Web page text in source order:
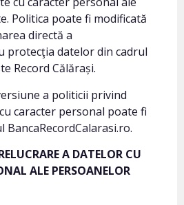
Politica poate fi modificată
directă a
protecţia datelor din cadrul
Record Călărași.
a politicii privind
caracter personal poate fi
BancaRecordCalarasi.ro.
A DATELOR CU
ALE PERSOANELOR